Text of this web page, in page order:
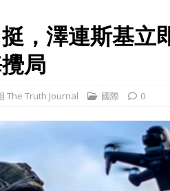
，澤連斯基立
局
The Truth Journal 國際 0